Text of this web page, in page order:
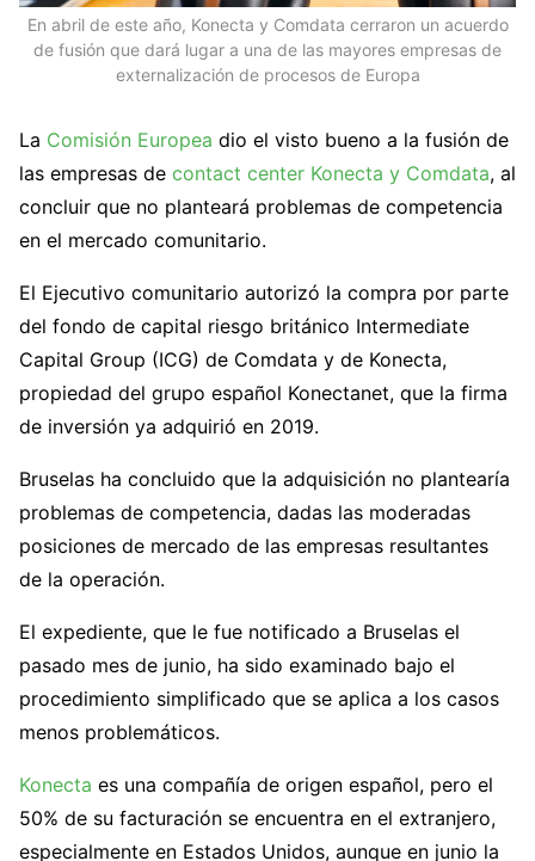
En abril de este año, Konecta y Comdata cerraron un acuerdo
de fusión que dará lugar a una de las mayores empresas de
externalización de procesos de Europa
La Comisión Europea dio el visto bueno a la fusión de
las empresas de contact center Konecta y Comdata, al
concluir que no planteará problemas de competencia
en el mercado comunitario.
El Ejecutivo comunitario autorizó la compra por parte
del fondo de capital riesgo británico Intermediate
Capital Group (ICG) de Comdata y de Konecta,
propiedad del grupo español Konectanet, que la firma
de inversión ya adquirió en 2019.
Bruselas ha concluido que la adquisición no plantearía
problemas de competencia, dadas las moderadas
posiciones de mercado de las empresas resultantes
de la operación.
El expediente, que le fue notificado a Bruselas el
pasado mes de junio, ha sido examinado bajo el
procedimiento simplificado que se aplica a los casos
menos problemáticos.
Konecta es una compañía de origen español, pero el
50% de su facturación se encuentra en el extranjero,
especialmente en Estados Unidos, aunque en junio la